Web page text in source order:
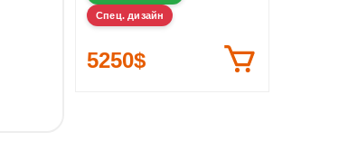
Спец. дизайн
5250$